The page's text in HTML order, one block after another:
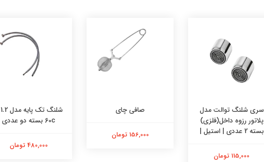
سری شلنگ توالت مدل
پلاتور رزوه داخل(فلزی)
بسته 2 عددی | استیل |
115,000 تومان
صافی چای
156,000 تومان
60c بسته دو عددی
480,000 تومان